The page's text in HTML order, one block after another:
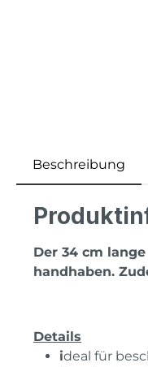
Beschreibung
Der 34 cm
handhaben.
Details
ideal für